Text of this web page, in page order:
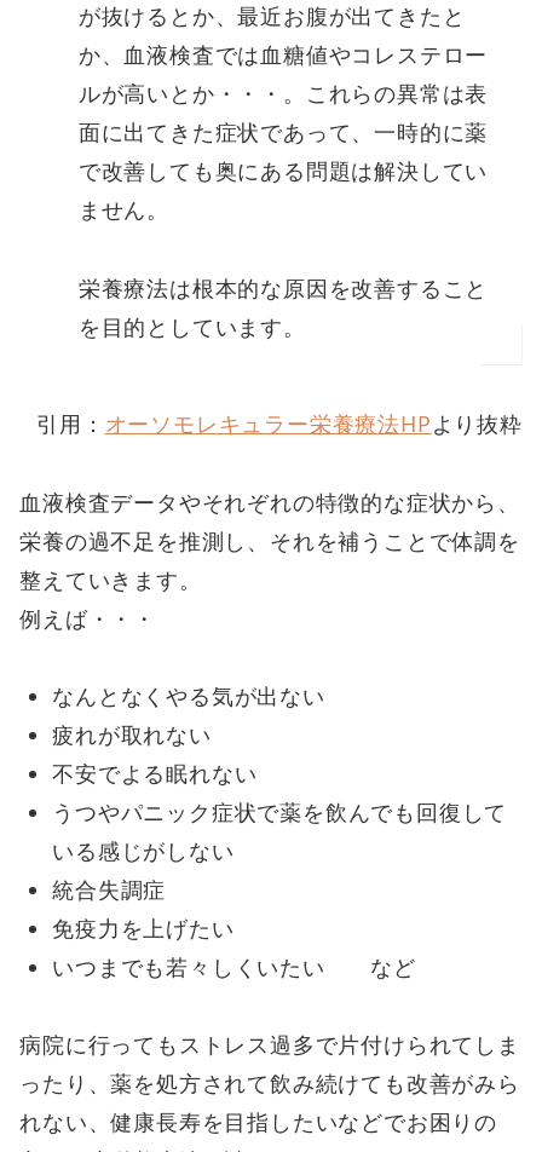
が抜けるとか、最近お腹が出てきたと
か、血液検査では血糖値やコレステロー
ルが高いとか・・・。これらの異常は表
面に出てきた症状であって、一時的に薬
で改善しても奥にある問題は解決してい
ません。
栄養療法は根本的な原因を改善すること
を目的としています。
引用： オーソモレキュラー栄養療法HPより抜粋
血液検査データやそれぞれの特徴的な症状から、
栄養の過不足を推測し、それを補うことで体調を
整えていきます。
例えば・・・
なんとなくやる気が出ない
疲れが取れない
不安でよる眠れない
うつやパニック症状で薬を飲んでも回復して
いる感じがしない
統合失調症
免疫力を上げたい
いつまでも若々しくいたい など
病院に行ってもストレス過多で片付けられてしま
ったり、薬を処方されて飲み続けても改善がみら
れない、健康長寿を目指したいなどでお困りの